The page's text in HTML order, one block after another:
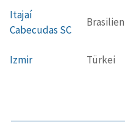
Itajaí
Cabecudas SC
Brasilien
Izmir Türkei